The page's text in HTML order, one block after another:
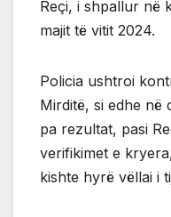
Reçi, i shpallur në
majit të vitit 2024.
Policia ushtroi
Mirditë, si edhe në
pa rezultat, pasi
verifikimet e
kishte hyrë vëllai i